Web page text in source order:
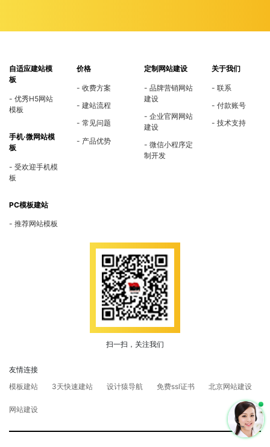
自适应建站模
板
优秀H5网站
模板
手机·微网站模
板
受欢迎手机模
板
PC模板建站
推荐网站模板
价格
收费方案
建站流程
常见问题
产品优势
定制网站建设
品牌营销网站
建设
企业官网网站
建设
微信小程序定
制开发
关于我们
联系
付款账号
技术支持
扫一扫，关注我们
友情连接
模板建站
3天快速建站 设计猿导航 免费ssl证书 北京网站建设
网站建设